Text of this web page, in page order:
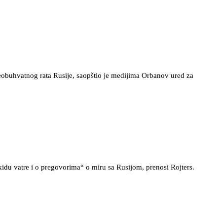
rata Rusije, saopštio je medijima Orbanov ured za
vatre i o pregovorima“ o miru sa Rusijom, prenosi Rojters.